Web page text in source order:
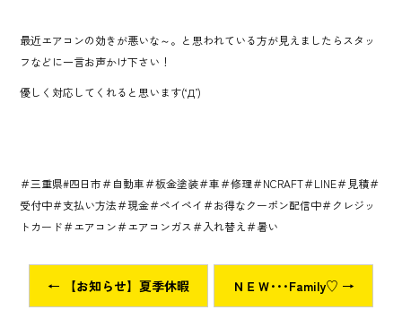
最近エアコンの効きが悪いな～。と思われている方が見えましたらスタッ
フなどに一言お声かけ下さい！
優しく対応してくれると思います(‘Д’)
＃三重県#四日市＃自動車＃板金塗装＃車＃修理＃NCRAFT＃LINE＃見積＃
受付中＃支払い方法＃現金＃ペイペイ＃お得なクーポン配信中＃クレジッ
トカード＃エアコン＃エアコンガス＃入れ替え＃暑い
← 【お知らせ】夏季休暇 ＮＥＷ･･･Family♡ →